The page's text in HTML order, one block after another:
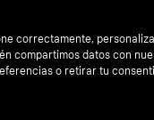
correctamente,
compartimos datos con
o retirar tu